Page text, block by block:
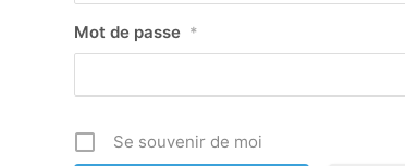
Mot de passe *
Se souvenir de moi